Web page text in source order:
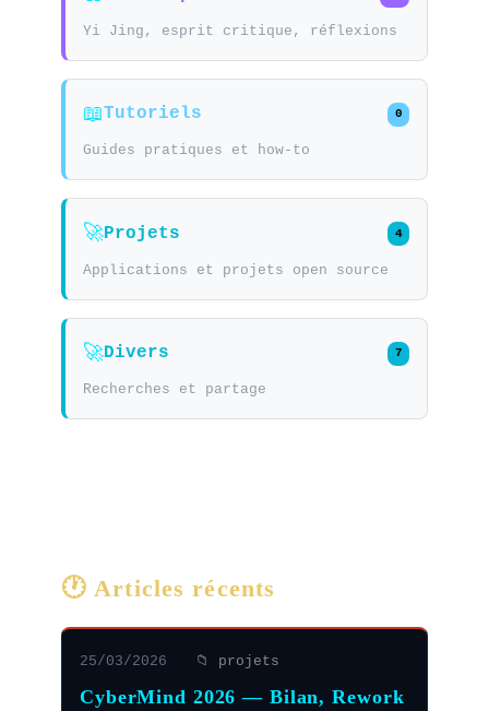
Yi Jing, esprit critique, réflexions
📖Tutoriels 0
Guides pratiques et how-to
🚀Projets 4
Applications et projets open source
🚀Divers 7
Recherches et partage
🕐 Articles récents
25/03/2026 📁 projets
CyberMind 2026 — Bilan, Rework